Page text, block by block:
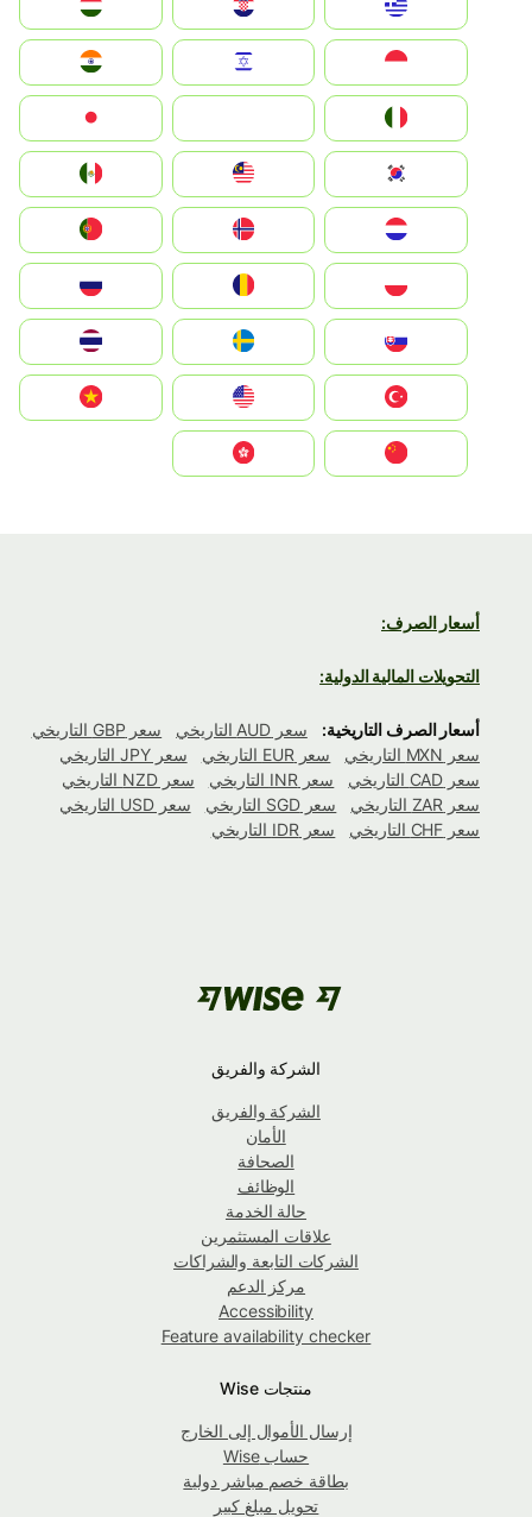
Hrvatska
Magyarország
Indonesia
South Korea
Nederland
Portugal
România
Slovensko
United States
Vietnam
أسعار الصرف:
التحويلات المالية الدولية:
أسعار الصرف التاريخية: سعر AUD التاريخي
سعر GBP التاريخي
سعر MXN التاريخي
سعر EUR التاريخي
سعر JPY التاريخي
سعر CAD التاريخي
سعر INR التاريخي
سعر NZD التاريخي
سعر ZAR التاريخي
سعر SGD التاريخي
سعر USD التاريخي
سعر CHF التاريخي
سعر IDR التاريخي
الشركة والفريق
الشركة والفريق
الأمان
الصحافة
الوظائف
حالة الخدمة
علاقات المستثمرين
الشركات التابعة والشراكات
مركز الدعم
Accessibility
Feature availability checker
منتجات Wise
إرسال الأموال إلى الخارج
حساب Wise
بطاقة خصم مباشر دولية
تحويل مبلغ كبير